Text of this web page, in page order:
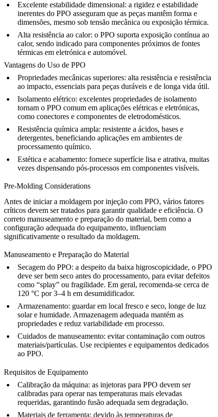
Excelente estabilidade dimensional: a rigidez e estabilidade
inerentes do PPO asseguram que as peças mantêm forma e
dimensões, mesmo sob tensão mecânica ou exposição térmica.
Alta resistência ao calor: o PPO suporta exposição contínua ao
calor, sendo indicado para componentes próximos de fontes
térmicas em eletrónica e automóvel.
Vantagens do Uso de PPO
Propriedades mecânicas superiores: alta resistência e resistência
ao impacto, essenciais para peças duráveis e de longa vida útil.
Isolamento elétrico: excelentes propriedades de isolamento
tornam o PPO comum em aplicações elétricas e eletrónicas,
como conectores e componentes de eletrodomésticos.
Resistência química ampla: resistente a ácidos, bases e
detergentes, beneficiando aplicações em ambientes de
processamento químico.
Estética e acabamento: fornece superfície lisa e atrativa, muitas
vezes dispensando pós-processos em componentes visíveis.
Pre-Molding Considerations
Antes de iniciar a moldagem por injeção com PPO, vários fatores
críticos devem ser tratados para garantir qualidade e eficiência. O
correto manuseamento e preparação do material, bem como a
configuração adequada do equipamento, influenciam
significativamente o resultado da moldagem.
Manuseamento e Preparação do Material
Secagem do PPO: a despeito da baixa higroscopicidade, o PPO
deve ser bem seco antes do processamento, para evitar defeitos
como “splay” ou fragilidade. Em geral, recomenda-se cerca de
120 °C por 3–4 h em desumidificador.
Armazenamento: guardar em local fresco e seco, longe de luz
solar e humidade. Armazenagem adequada mantém as
propriedades e reduz variabilidade em processo.
Cuidados de manuseamento: evitar contaminação com outros
materiais/partículas. Use recipientes e equipamentos dedicados
ao PPO.
Requisitos de Equipamento
Calibração da máquina: as injetoras para PPO devem ser
calibradas para operar nas temperaturas mais elevadas
requeridas, garantindo fusão adequada sem degradação.
Materiais de ferramenta: devido às temperaturas de